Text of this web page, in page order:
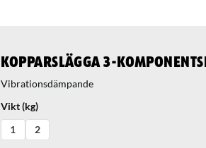
Kopparslägga 3-
Vibrationsdämpande
Vikt (kg)
1
2